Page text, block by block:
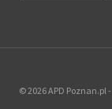
© 2026 APD Poznan.pl